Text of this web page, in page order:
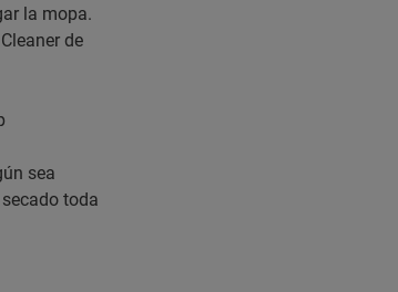
la mopa.
de
sea
toda